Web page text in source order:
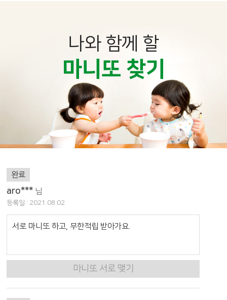
나와 함께 할
마니또 찾기
완료
aro*** 님
등록일 : 2021.08.02
서로 마니또 하고, 무한적립 받아가요.
마니또 서로 맺기